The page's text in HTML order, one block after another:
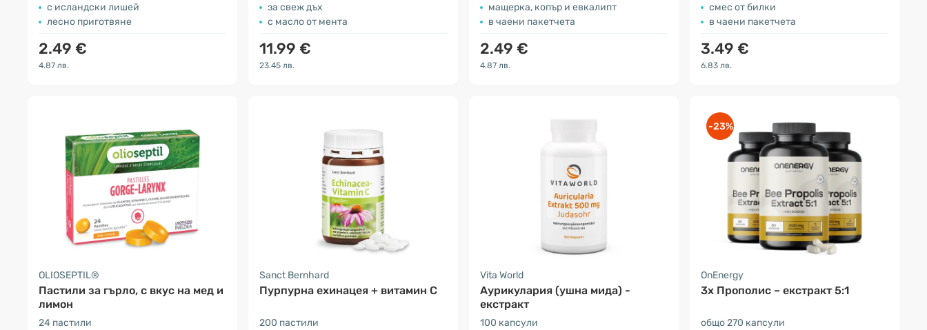
с исландски лишей
лесно приготвяне
2.49 €
4.87 лв.
за свеж дъх
с масло от мента
11.99 €
23.45 лв.
мащерка, копър и евкалипт
в чаени пакетчета
2.49 €
4.87 лв.
смес от билки
в чаени пакетчета
3.49 €
6.83 лв.
OLIOSEPTIL®
Пастили за гърло, с вкус на мед и
лимон
24 пастили
Sanct Bernhard
Пурпурна ехинацея + витамин C
200 пастили
Vita World
Аурикулария (ушна мида) -
екстракт
100 капсули
-23%
OnEnergy
3x Прополис – екстракт 5:1
общо 270 капсули